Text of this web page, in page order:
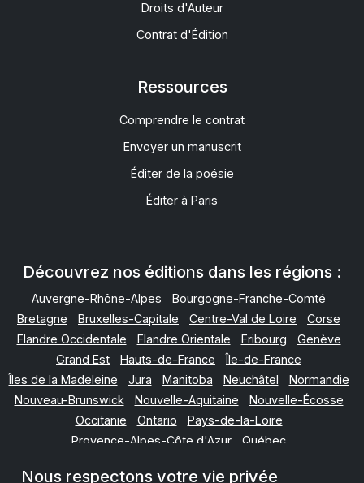
Droits d'Auteur
Contrat d'Édition
Ressources
Comprendre le contrat
Envoyer un manuscrit
Éditer de la poésie
Éditer à Paris
Découvrez nos éditions dans les régions :
Auvergne-Rhône-Alpes
Bourgogne-Franche-Comté
Bretagne
Bruxelles-Capitale Centre-Val de Loire
Corse
Flandre Occidentale
Flandre Orientale Fribourg
Genève
Grand Est
Hauts-de-France
Île-de-France
Îles de la Madeleine
Jura Manitoba Neuchâtel
Normandie
Nouveau-Brunswick
Nouvelle-Aquitaine
Nouvelle-Écosse
Occitanie
Ontario
Pays-de-la-Loire
Provence-Alpes-Côte d'Azur
Québec
Nous respectons votre vie privée